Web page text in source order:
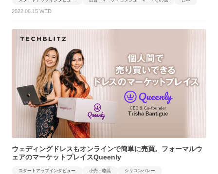
2022.06.15 WED
ウェディングドレスもオンラインで簡単に売買。フォーマルウ
ェアのマーケットプレイスQueenly
スタートアップインタビュー 小売・物流 シリコンバレー